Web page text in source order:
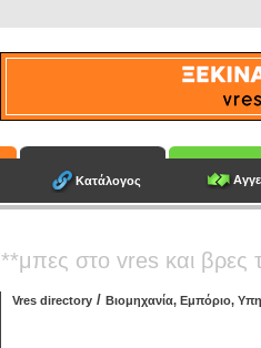
Κατάλογος
**μπες στο vres και βρες
Vres directory / Βιομηχανία, Εμπόριο,